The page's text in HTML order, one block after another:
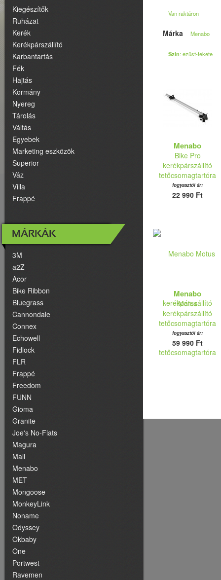
Kiegészítők
Ruházat
Kerék
Kerékpárszállító
Karbantartás
Fék
Hajtás
Kormány
Nyereg
Tárolás
Váltás
Egyebek
Marketing eszközök
Superior
Váz
Villa
Frappé
MÁRKÁK
3M
a2Z
Acor
Bike Ribbon
Bluegrass
Cannondale
Connex
Echowell
Fidlock
FLR
Frappé
Freedom
FUNN
Gioma
Granite
Joe's No-Flats
Magura
Mali
Menabo
MET
Mongoose
MonkeyLink
Noname
Odyssey
Okbaby
One
Portwest
Ravemen
Van raktáron
Márka Menabo
Szín: ezüst-fekete
Menabo
Bike Pro
kerékpárszállító
tetőcsomagtartóra
fogyasztói ár:
22 990 Ft
Menabo
Motus
kerékpárszállító
tetőcsomagtartóra
fogyasztói ár:
59 990 Ft